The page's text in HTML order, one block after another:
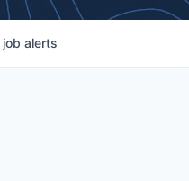
job alerts